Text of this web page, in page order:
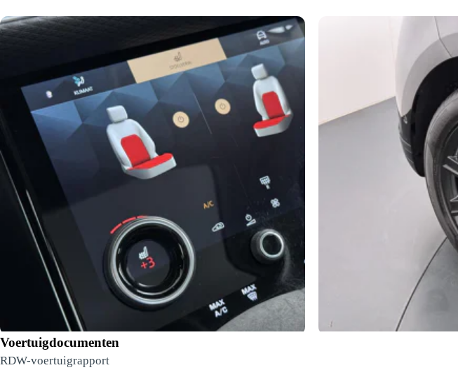
Voertuigdocumenten
RDW-voertuigrapport